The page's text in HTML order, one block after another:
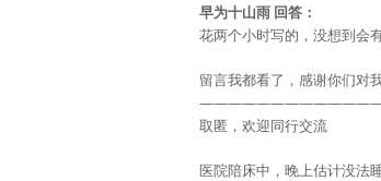
早为十山雨 回答：
花两个小时写的，没想到会
留言我都看了，感谢你们对
取匿，欢迎同行交流
医院陪床中，晚上估计没法